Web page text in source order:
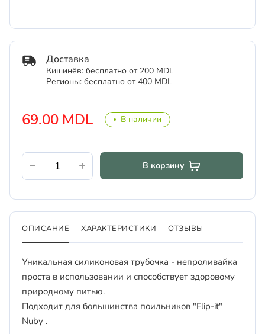
69.00 MDL В наличии
Доставка
Кишинёв: бесплатно от 200 MDL
Регионы: бесплатно от 400 MDL
В корзину
ОПИСАНИЕ ХАРАКТЕРИСТИКИ ОТЗЫВЫ
Уникальная силиконовая трубочка - непроливайка
проста в использовании и способствует здоровому
природному питью.
Подходит для большинства поильников "Flip-it"
Nuby .